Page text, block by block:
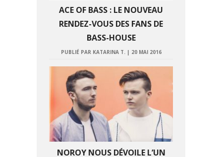
ACE OF BASS : LE NOUVEAU
RENDEZ-VOUS DES FANS DE
BASS-HOUSE
PUBLIÉ PAR KATARINA T. | 20 MAI 2016
NOROY NOUS DÉVOILE L’UN